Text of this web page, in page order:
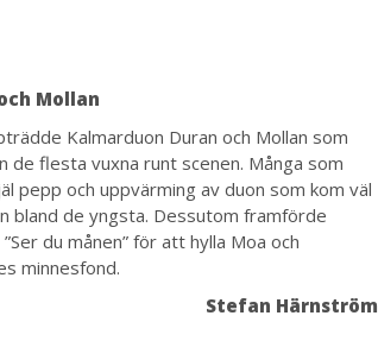
Mollan
Kalmarduon Duran och Mollan som
de flesta vuxna runt scenen. Många som
pepp och uppvärming av duon som kom väl
bland de yngsta. Dessutom framförde
du månen” för att hylla Moa och
minnesfond.
Stefan Härnström